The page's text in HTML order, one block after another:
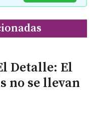
Detalle: El
no se llevan